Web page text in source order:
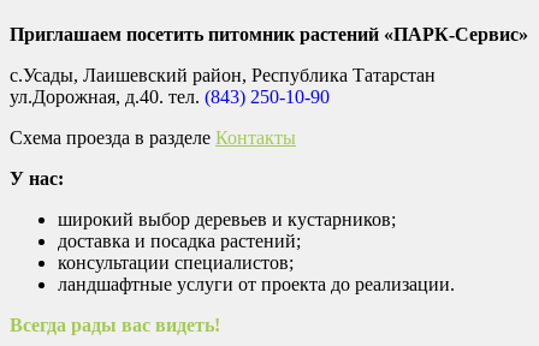
Приглашаем посетить питомник растений «ПАРК-Сервис»
с.Усады, Лаишевский район, Республика Татарстан
ул.Дорожная, д.40. тел. (843) 250-10-90
Схема проезда в разделе Контакты
У нас:
широкий выбор деревьев и кустарников;
доставка и посадка растений;
консультации специалистов;
ландшафтные услуги от проекта до реализации.
Всегда рады вас видеть!